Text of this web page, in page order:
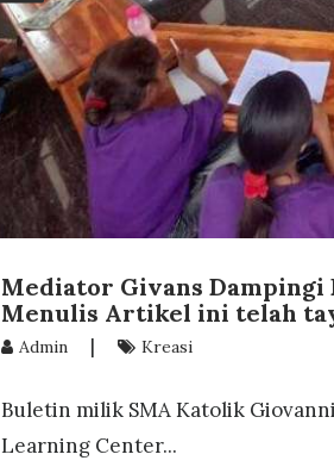
Mediator Givans Dampingi
Menulis Artikel ini telah
Admin | Kreasi
Buletin milik SMA Katolik
Learning Center...